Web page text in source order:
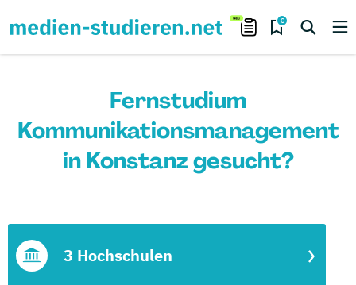
0
Fernstudium
Kommunikationsmanagement
in Konstanz gesucht?
3 Hochschulen